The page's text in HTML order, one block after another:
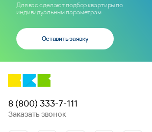
Для вас сделают подбор квартиры по
индивидуальным параметрам
Оставить заявку
8 (800) 333-7-111
Заказать звонок